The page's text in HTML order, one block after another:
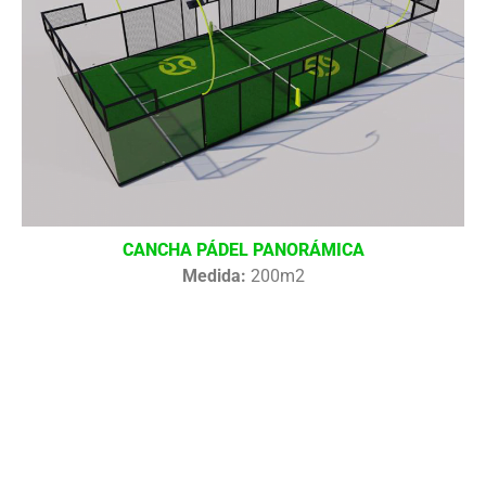
CANCHA PÁDEL PANORÁMICA
Medida: 200m2